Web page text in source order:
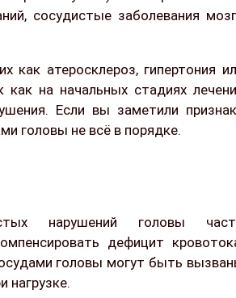
сосудистые заболевания
атеросклероз, гипертония
как на начальных стадиях
Если вы заметили
головы не всё в порядке.
нарушений головы
дефицит
головы могут быть
нагрузке.